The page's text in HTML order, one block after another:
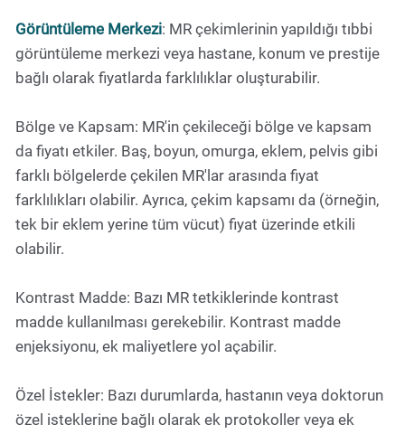
Görüntüleme Merkezi: MR çekimlerinin yapıldığı tıbbi
görüntüleme merkezi veya hastane, konum ve prestije
bağlı olarak fiyatlarda farklılıklar oluşturabilir.
Bölge ve Kapsam: MR'in çekileceği bölge ve kapsam
da fiyatı etkiler. Baş, boyun, omurga, eklem, pelvis gibi
farklı bölgelerde çekilen MR'lar arasında fiyat
farklılıkları olabilir. Ayrıca, çekim kapsamı da (örneğin,
tek bir eklem yerine tüm vücut) fiyat üzerinde etkili
olabilir.
Kontrast Madde: Bazı MR tetkiklerinde kontrast
madde kullanılması gerekebilir. Kontrast madde
enjeksiyonu, ek maliyetlere yol açabilir.
Özel İstekler: Bazı durumlarda, hastanın veya doktorun
özel isteklerine bağlı olarak ek protokoller veya ek